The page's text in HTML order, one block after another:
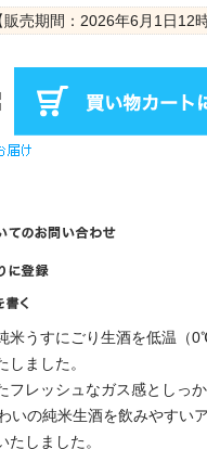
販売期間： 2026年6月1日12
米うすにごり生酒を低温（
しました。
フレッシュなガス感としっ
いの純米生酒を飲みやすい
たしました。